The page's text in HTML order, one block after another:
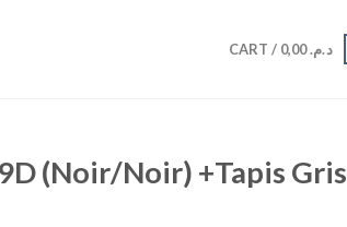
CART / د.م.0,00
(Noir/Noir) +Tapis Gris